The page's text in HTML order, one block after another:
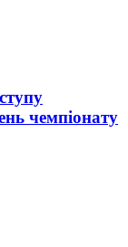
чемпіонату